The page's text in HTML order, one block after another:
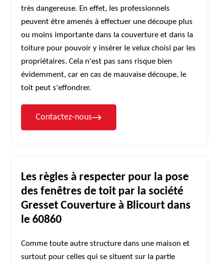
très dangereuse. En effet, les professionnels
peuvent être amenés à effectuer une découpe plus
ou moins importante dans la couverture et dans la
toiture pour pouvoir y insérer le velux choisi par les
propriétaires. Cela n'est pas sans risque bien
évidemment, car en cas de mauvaise découpe, le
toit peut s'effondrer.
Contactez-nous
Les règles à respecter pour la pose
des fenêtres de toit par la société
Gresset Couverture à Blicourt dans
le 60860
Comme toute autre structure dans une maison et
surtout pour celles qui se situent sur la partie